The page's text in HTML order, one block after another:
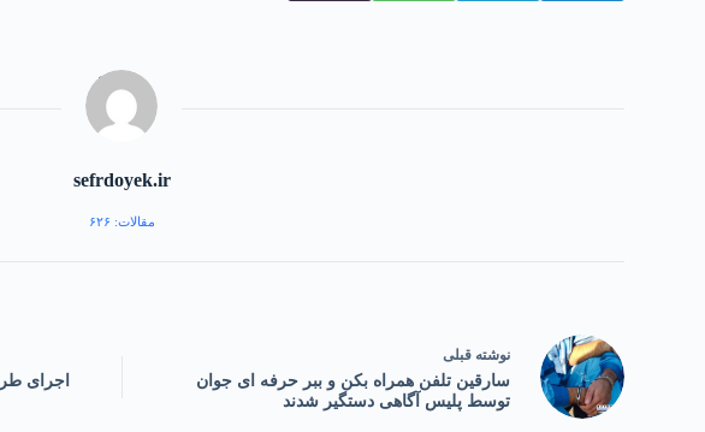
sefrdoyek.ir
مقالات: ۶۲۶
نوشته قبلی
سارقین تلفن همراه بکن و ببر حرفه ای جوان
توسط پلیس آگاهی دستگیر شدند
اجرای